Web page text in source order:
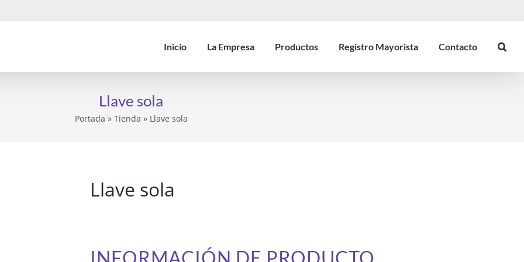
Inicio La Empresa Productos Registro Mayorista Contacto
Llave sola
Portada » Tienda » Llave sola
Llave sola